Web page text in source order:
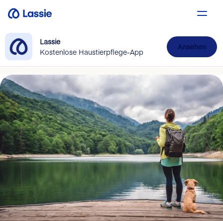
Lassie
Kostenlose Haustierpflege-App
Ansehen